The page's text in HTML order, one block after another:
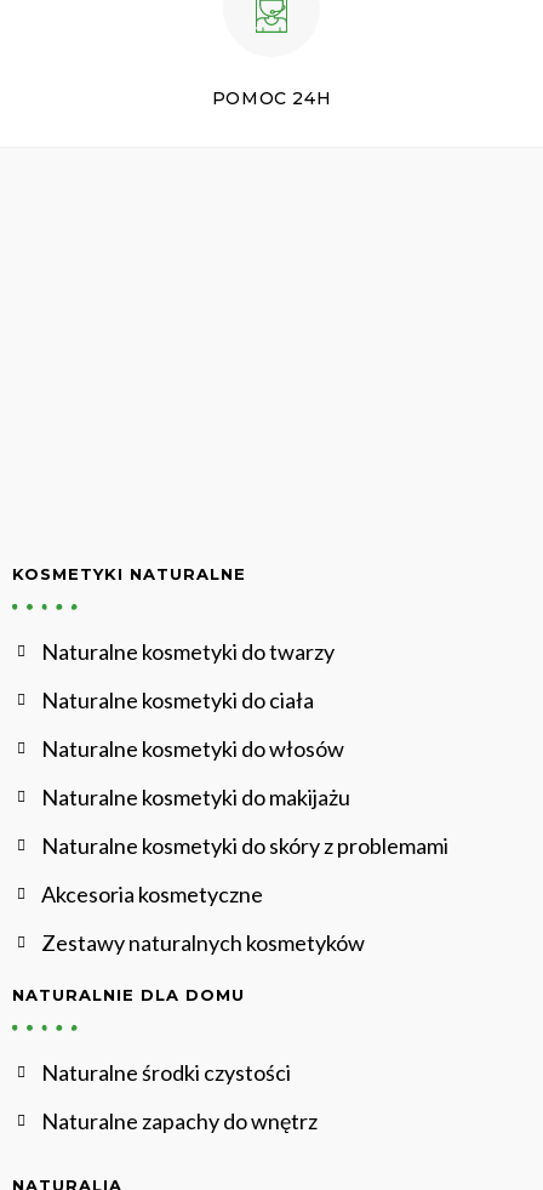
POMOC 24H
KOSMETYKI NATURALNE
Naturalne kosmetyki do twarzy
Naturalne kosmetyki do ciała
Naturalne kosmetyki do włosów
Naturalne kosmetyki do makijażu
Naturalne kosmetyki do skóry z problemami
Akcesoria kosmetyczne
Zestawy naturalnych kosmetyków
NATURALNIE DLA DOMU
Naturalne środki czystości
Naturalne zapachy do wnętrz
NATURALIA